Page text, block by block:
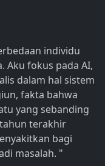
individu
Aku fokus pada AI,
dalam hal sistem
fakta bahwa
yang sebanding
terakhir
bagi
masalah. "